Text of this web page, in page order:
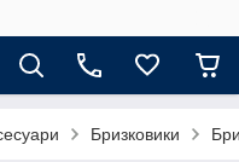
Бризковики